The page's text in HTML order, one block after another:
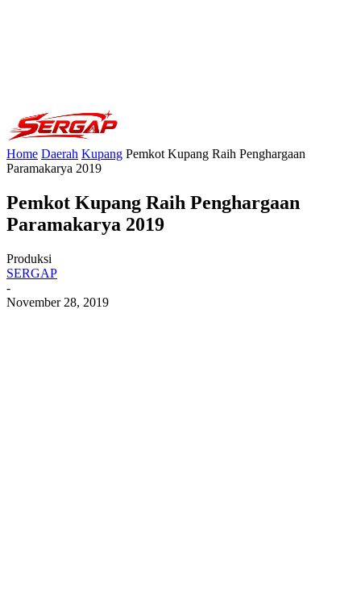
Home Daerah Kupang Pemkot Kupang Raih Penghargaan
Paramakarya 2019
Pemkot Kupang Raih Penghargaan
Paramakarya 2019
Produksi
SERGAP
-
November 28, 2019